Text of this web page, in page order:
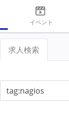
イベント
求人検索